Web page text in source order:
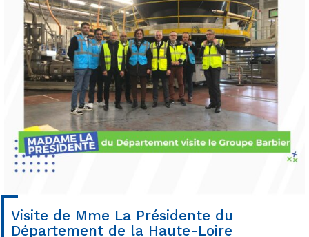
Visite de Mme La Présidente du
Département de la Haute-Loire